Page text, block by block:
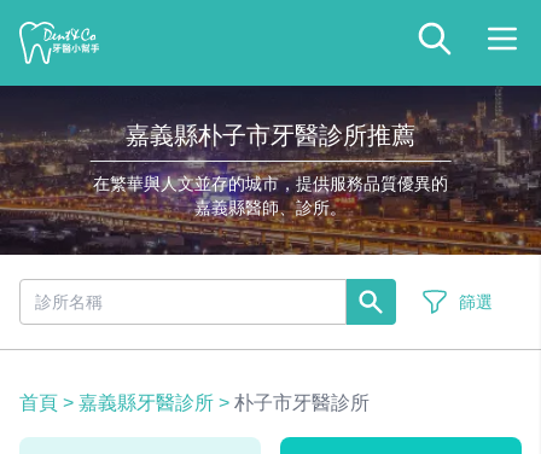
嘉義縣朴子市牙醫診所推薦
在繁華與人文並存的城市，提供服務品質優異的
嘉義縣醫師、診所。
篩選
首頁 > 嘉義縣牙醫診所 > 朴子市牙醫診所